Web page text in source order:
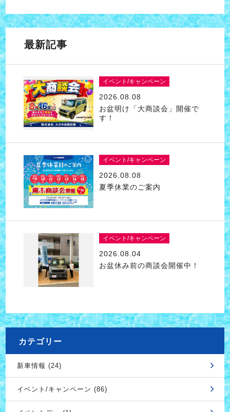
最新記事
イベント/キャンペーン
2026.08.08
お盆明け「大商談会」開催で
す！
イベント/キャンペーン
2026.08.08
夏季休業のご案内
イベント/キャンペーン
2026.08.04
お盆休み前の商談会開催中！
カテゴリー
新車情報 (24)
イベント/キャンペーン (86)